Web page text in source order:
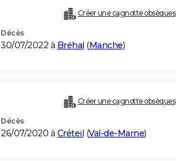
Créer une cagnotte obsèques
Décès
30/07/2022 à Bréhal (Manche)
Créer une cagnotte obsèques
Décès
26/07/2020 à Créteil (Val-de-Marne)